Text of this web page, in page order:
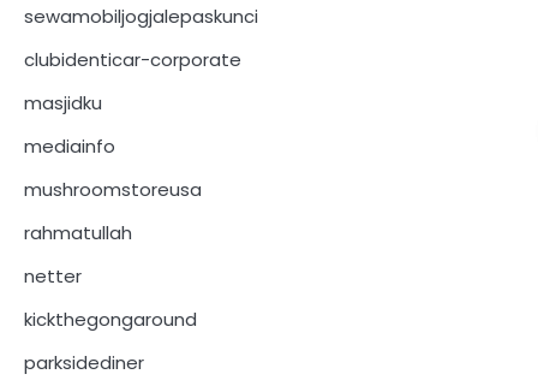
sewamobiljogjalepaskunci
clubidenticar-corporate
masjidku
mediainfo
mushroomstoreusa
rahmatullah
netter
kickthegongaround
parksidediner